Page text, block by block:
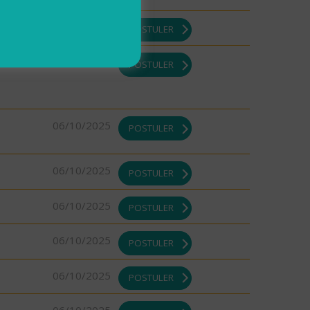
POSTULER
POSTULER
06/10/2025 POSTULER
06/10/2025 POSTULER
06/10/2025 POSTULER
06/10/2025 POSTULER
06/10/2025 POSTULER